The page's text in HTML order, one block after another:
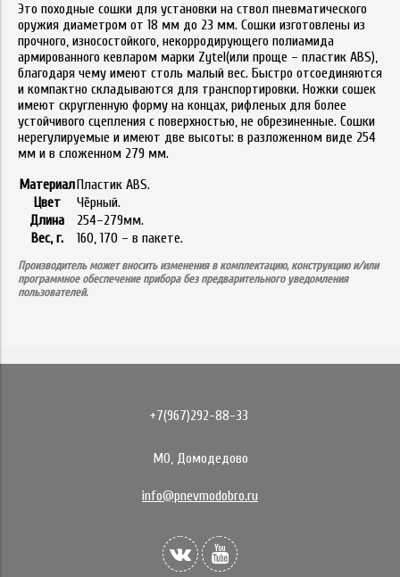
Это походные сошки для установки на ствол пневматического
оружия диаметром от 18 мм до 23 мм. Сошки изготовлены из
прочного, износостойкого, некорродирующего полиамида
армированного кевларом марки Zytel(или проще – пластик ABS),
благодаря чему имеют столь малый вес. Быстро отсоединяются
и компактно складываются для транспортировки. Ножки сошек
имеют скругленную форму на концах, рифленых для более
устойчивого сцепления с поверхностью, не обрезиненные. Сошки
нерегулируемые и имеют две высоты: в разложенном виде 254
мм и в сложенном 279 мм.
МатериалПластик ABS.
Цвет
Чёрный.
Длина
254–279мм.
Вес, г.
160, 170 – в пакете.
Производитель может вносить изменения в комплектацию, конструкцию и/или
программное обеспечение прибора без предварительного уведомления
пользователей.
+7(967)292-88-33
МО, Домодедово
info@pnevmodobro.ru